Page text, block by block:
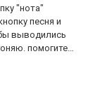
"нота"
песня и
выводились
помогите